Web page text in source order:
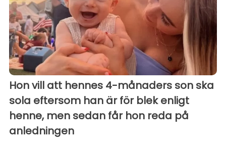
Hon vill att hennes 4-månaders son ska
sola eftersom han är för blek enligt
henne, men sedan får hon reda på
anledningen